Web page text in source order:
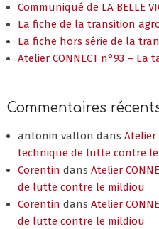
Communiqué de LA BELLE
La fiche de la transition
La fiche hors série de la
Atelier CONNECT n°93 –
Commentaires
antonin valton dans Atelier
technique de lutte contre
Corentin dans Atelier
de lutte contre le mildiou
Corentin dans Atelier
de lutte contre le mildiou